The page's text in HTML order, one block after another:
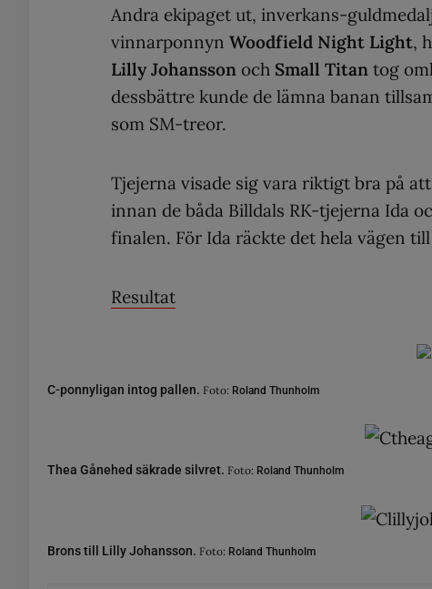
Andra ekipaget ut, inverkans-
vinnarponnyn Woodfield Night Light,
Lilly Johansson och Small Titan tog
dessbättre kunde de lämna banan
som SM-treor.
Tjejerna visade sig vara riktigt bra på
innan de båda Billdals RK-tjejerna Ida
finalen. För Ida räckte det hela vägen
Resultat
C-ponnyligan intog pallen. Foto: Roland Thunholm
Thea Gånehed säkrade silvret. Foto: Roland Thunholm
Brons till Lilly Johansson. Foto: Roland Thunholm